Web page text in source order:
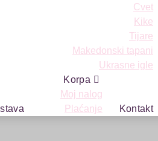
Cvet
Kike
Tijare
Makedonski tapani
Ukrasne igle
Korpa
Moj nalog
Plaćanje
Kontakt